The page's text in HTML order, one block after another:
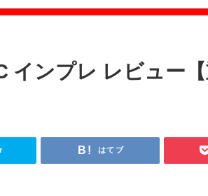
インプレ レビュー
はてブ